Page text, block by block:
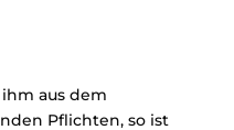
aus dem
Pflichten, so ist